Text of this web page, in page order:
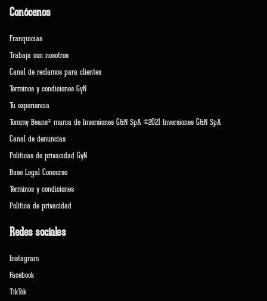
Conócenos
Franquicias
Trabaja con nosotros
Canal de reclamos para clientes
Terminos y condiciones GyN
Tu experiencia
Tommy Beans® marca de Inversiones G&N SpA ©2021 Inversiones G&N SpA
Canal de denuncias
Políticas de privacidad GyN
Base Legal Concurso
Términos y condiciones
Política de privacidad
Redes sociales
Instagram
Facebook
TikTok